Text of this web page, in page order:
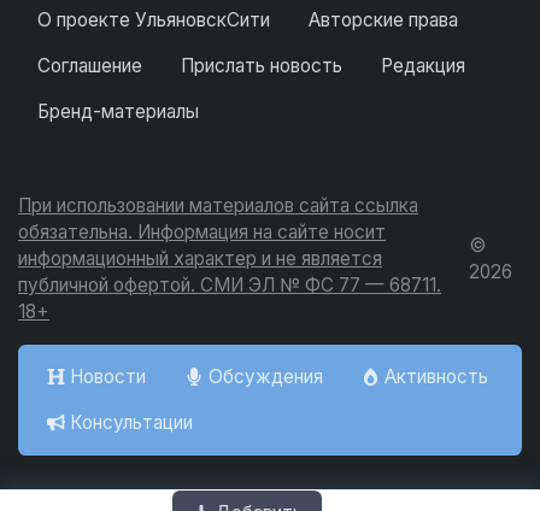
О проекте УльяновскСити
Авторские права
Соглашение
Прислать новость
Редакция
Бренд-материалы
При использовании материалов сайта ссылка
обязательна. Информация на сайте носит
информационный характер и не является
публичной офертой. СМИ ЭЛ № ФС 77 — 68711.
18+
©
2026
Новости Обсуждения
Активность
Консультации